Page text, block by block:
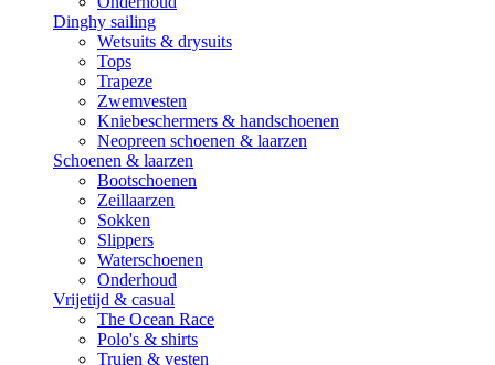
Dinghy sailing
Wetsuits & drysuits
Tops
Trapeze
Zwemvesten
Kniebeschermers & handschoenen
Neopreen schoenen & laarzen
Schoenen & laarzen
Bootschoenen
Zeillaarzen
Sokken
Slippers
Waterschoenen
Onderhoud
Vrijetijd & casual
The Ocean Race
Polo's & shirts
Truien & vesten